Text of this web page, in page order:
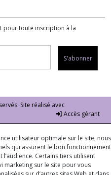
pour toute inscription à la
S'abonner
Site réalisé avec
Accès gérant
utilisateur optimale sur le site, nous
qui assurent le bon fonctionnement
Certains tiers utilisent
marketing sur le site pour vous